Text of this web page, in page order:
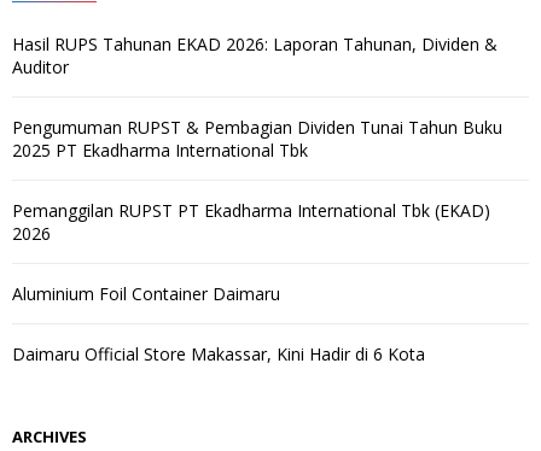
Hasil RUPS Tahunan EKAD 2026: Laporan Tahunan, Dividen &
Auditor
Pengumuman RUPST & Pembagian Dividen Tunai Tahun Buku
2025 PT Ekadharma International Tbk
Pemanggilan RUPST PT Ekadharma International Tbk (EKAD)
2026
Aluminium Foil Container Daimaru
Daimaru Official Store Makassar, Kini Hadir di 6 Kota
ARCHIVES